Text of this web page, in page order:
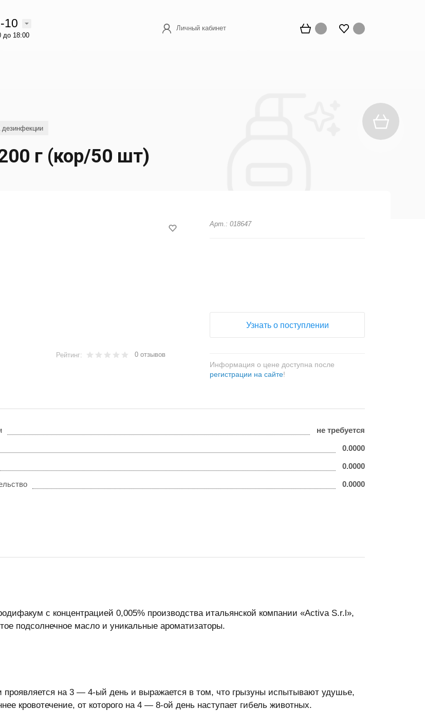
10
до 18:00
Личный кабинет
дезинфекции
г (кор/50 шт)
Рейтинг: 0 отзывов
Арт.: 018647
Узнать о поступлении
Информация о цене доступна после
регистрации на сайте!
не требуется
0.0000
0.0000
0.0000
с концентрацией 0,005% производства итальянской компании «Activa S.r.l»,
подсолнечное масло и уникальные ароматизаторы.
проявляется на 3 — 4-ый день и выражается в том, что грызуны испытывают удушье,
кровотечение, от которого на 4 — 8-ой день наступает гибель животных.